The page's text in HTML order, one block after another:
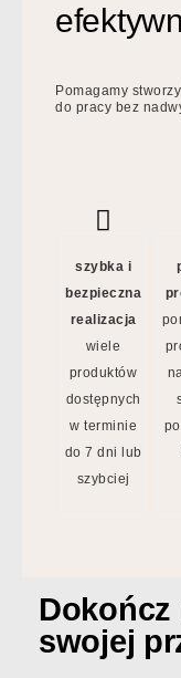
Pomagamy
do pracy bez
szybka i
bezpieczna
realizacja
wiele
produktów
dostępnych
w terminie
do 7 dni lub
szybciej
Dokończ
swojej